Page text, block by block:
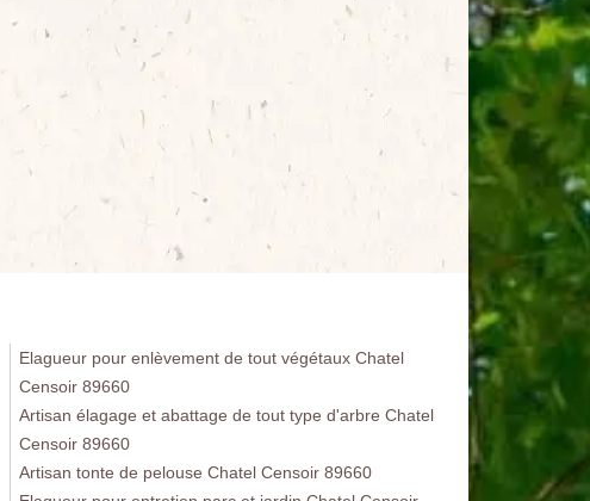
Elagueur pour enlèvement de tout végétaux Chatel
Censoir 89660
Artisan élagage et abattage de tout type d'arbre Chatel
Censoir 89660
Artisan tonte de pelouse Chatel Censoir 89660